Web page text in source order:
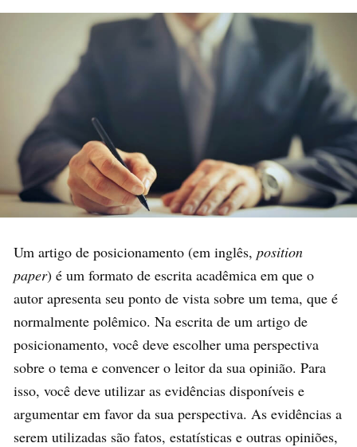
Um artigo de posicionamento (em inglês, position
paper) é um formato de escrita acadêmica em que o
autor apresenta seu ponto de vista sobre um tema, que é
normalmente polêmico. Na escrita de um artigo de
posicionamento, você deve escolher uma perspectiva
sobre o tema e convencer o leitor da sua opinião. Para
isso, você deve utilizar as evidências disponíveis e
argumentar em favor da sua perspectiva. As evidências a
serem utilizadas são fatos, estatísticas e outras opiniões,